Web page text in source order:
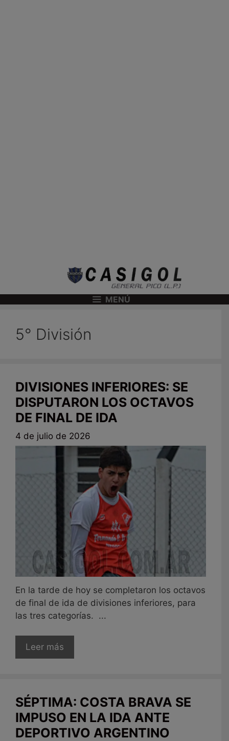
MENÚ
5° División
DIVISIONES INFERIORES: SE
DISPUTARON LOS OCTAVOS
DE FINAL DE IDA
4 de julio de 2026
En la tarde de hoy se completaron los octavos
de final de ida de divisiones inferiores, para
las tres categorías. ...
Leer más
SÉPTIMA: COSTA BRAVA SE
IMPUSO EN LA IDA ANTE
DEPORTIVO ARGENTINO